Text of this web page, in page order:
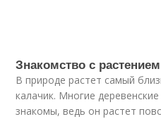
Знакомство с растением
В природе растет самый
калачик. Многие
знакомы, ведь он растет